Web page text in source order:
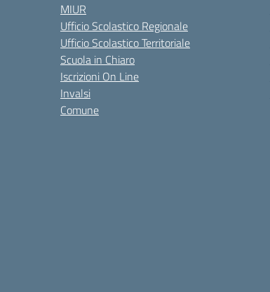
MIUR
Ufficio Scolastico Regionale
Ufficio Scolastico Territoriale
Scuola in Chiaro
Iscrizioni On Line
Invalsi
Comune